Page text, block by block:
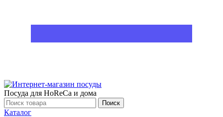
Посуда для HoReCa и дома
Поиск
Каталог